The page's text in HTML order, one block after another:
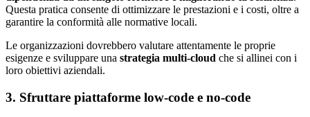
Questa pratica consente di ottimizzare le prestazioni e i costi, oltre a
garantire la conformità alle normative locali.
Le organizzazioni dovrebbero valutare attentamente le proprie
esigenze e sviluppare una strategia multi-cloud che si allinei con i
loro obiettivi aziendali.
3. Sfruttare piattaforme low-code e no-code